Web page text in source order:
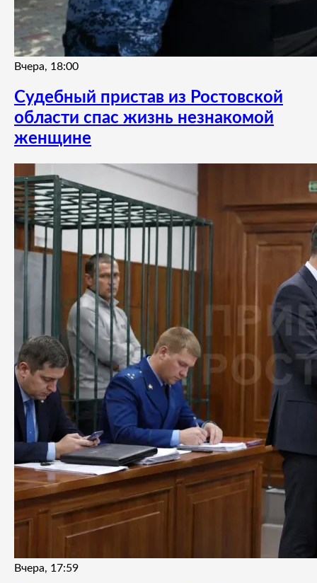
Вчера, 18:00
Судебный пристав из Ростовской
области спас жизнь незнакомой
женщине
Вчера, 17:59